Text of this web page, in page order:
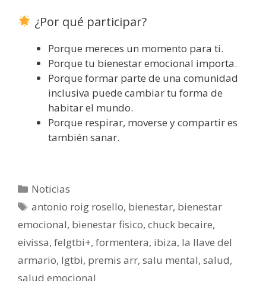
¿Por qué participar?
Porque mereces un momento para ti.
Porque tu bienestar emocional importa.
Porque formar parte de una comunidad
inclusiva puede cambiar tu forma de
habitar el mundo.
Porque respirar, moverse y compartir es
también sanar.
Categorías
Noticias
Etiquetas
antonio roig rosello, bienestar, bienestar
emocional, bienestar fisico, chuck becaire,
eivissa, felgtbi+, formentera, ibiza, la llave del
armario, lgtbi, premis arr, salu mental, salud,
salud emocional